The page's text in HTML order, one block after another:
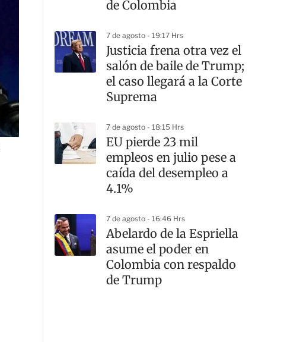
de Colombia
7 de agosto - 19:17 Hrs
Justicia frena otra vez el
salón de baile de Trump;
el caso llegará a la Corte
Suprema
7 de agosto - 18:15 Hrs
EU pierde 23 mil
empleos en julio pese a
caída del desempleo a
4.1%
7 de agosto - 16:46 Hrs
Abelardo de la Espriella
asume el poder en
Colombia con respaldo
de Trump